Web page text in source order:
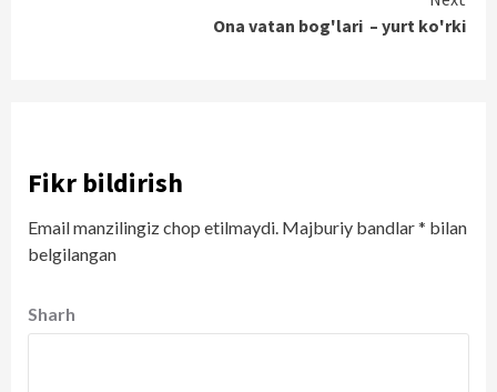
Ona vatan bog'lari – yurt ko'rki
Fikr bildirish
Email manzilingiz chop etilmaydi. Majburiy bandlar* bilan
belgilangan
Sharh